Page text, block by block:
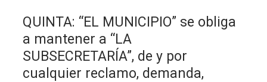
QUINTA: “EL MUNICIPIO” se obliga
a mantener a “LA
SUBSECRETARÍA”, de y por
cualquier reclamo, demanda,